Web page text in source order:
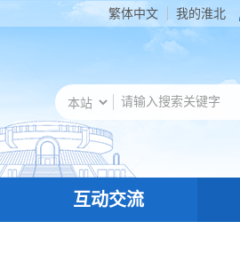
繁体中文 我的淮北
互动交流